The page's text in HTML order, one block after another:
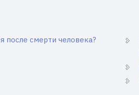
после смерти человека?